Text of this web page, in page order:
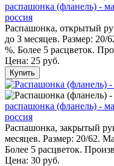
распашонка (фланель) -
россия
Распашонка, открытый
до 3 месяцев. Размер:
%. Более 5 расцветок.
Цена: 25 руб.
Купить
распашонка (фланель) -
россия
Распашонка, закрытый
месяцев. Размер: 20/62.
Более 5 расцветок.
Цена: 30 руб.